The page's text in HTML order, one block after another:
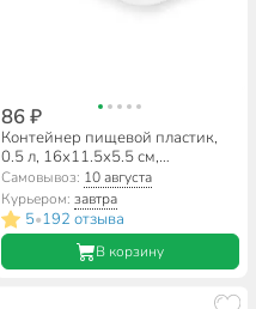
86 ₽
Контейнер пищевой пластик,
0.5 л, 16х11.5х5.5 см,
прямоугольный, на защелках,
Альтернатива, Прайм, М8500
Самовывоз: 10 августа
Курьером: завтра
5•192 отзыва
В корзину